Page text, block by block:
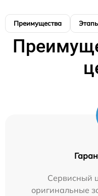
Преимущества
Сервисный
оригинальные